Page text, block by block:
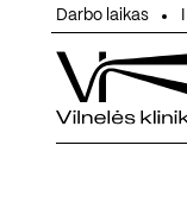
Eiti prie turinio
Darbo laikas